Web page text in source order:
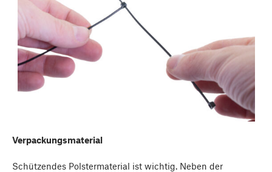
Verpackungsmaterial
Schützendes Polstermaterial ist wichtig. Neben der